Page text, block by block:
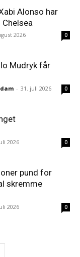
Alonso har
2026 0
Mudryk får
- 31. juli 2026 0
2026 0
pund for
skremme
2026 0